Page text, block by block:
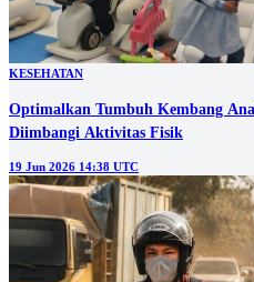
KESEHATAN
Optimalkan Tumbuh Kembang
Diimbangi Aktivitas Fisik
19 Jun 2026 14:38 UTC